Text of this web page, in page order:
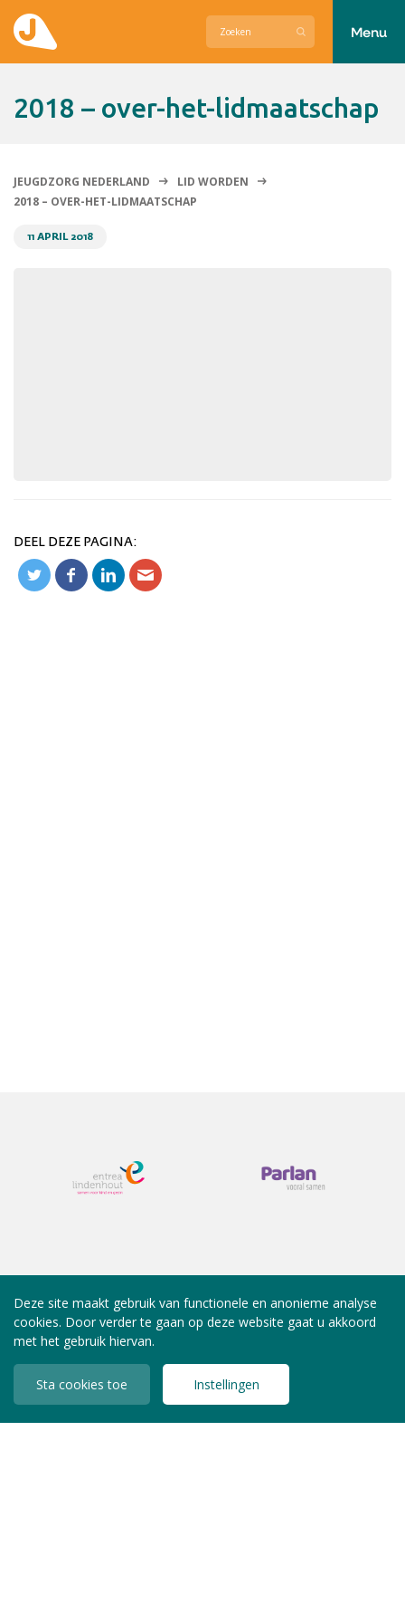
Menu
2018 – over-het-lidmaatschap
JEUGDZORG NEDERLAND
LID WORDEN
2018 – OVER-HET-LIDMAATSCHAP
11 APRIL 2018
DEEL DEZE PAGINA:
Deze site maakt gebruik van functionele en anonieme analyse
cookies. Door verder te gaan op deze website gaat u akkoord
met het gebruik hiervan.
Sta cookies toe Instellingen